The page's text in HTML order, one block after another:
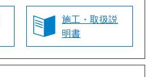
施工・取扱説
明書